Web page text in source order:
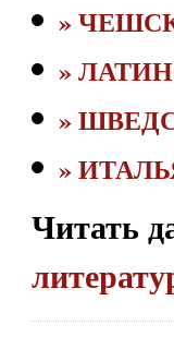
»
»
»
»
Читать